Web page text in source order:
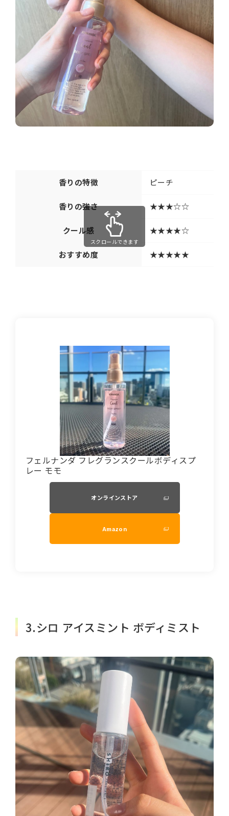
香りの特徴 ピーチ
香りの強さ ★★★☆☆
クール感 ★★★★☆
おすすめ度 ★★★★★
スクロールできます
フェルナンダ フレグランスクールボディスプ
レー モモ
オンラインストア
Amazon
3.シロ アイスミント ボディミスト